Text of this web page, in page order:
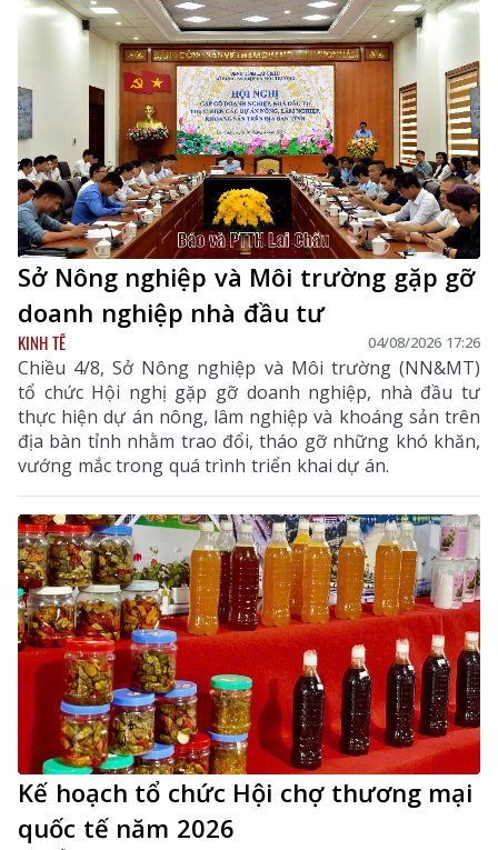
Sở Nông nghiệp và Môi trường gặp gỡ
doanh nghiệp nhà đầu tư
KINH TẾ 04/08/2026 17:26
Chiều 4/8, Sở Nông nghiệp và Môi trường (NN&MT)
tổ chức Hội nghị gặp gỡ doanh nghiệp, nhà đầu tư
thực hiện dự án nông, lâm nghiệp và khoáng sản trên
địa bàn tỉnh nhằm trao đổi, tháo gỡ những khó khăn,
vướng mắc trong quá trình triển khai dự án.
Kế hoạch tổ chức Hội chợ thương mại
quốc tế năm 2026